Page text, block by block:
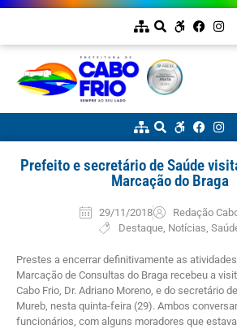
Prefeito e secretário de Saúde
Marcação do Braga
29/11/2018
Redação
Destaque, Notícias
Prestes a encerrar definitivamente as
Marcação de Consultas do Braga recebeu a
Cabo Frio, Dr. Adriano Moreno, e do secretário
Mureb, nesta quinta-feira (29). Ambos
funcionários, com alguns moradores que